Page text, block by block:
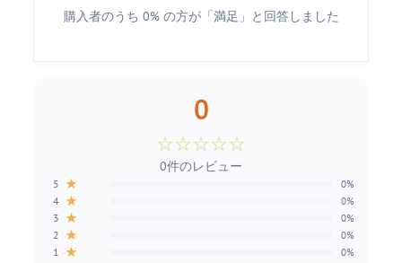
購入者のうち 0% の方が「満足」と回答しました
0
☆☆☆☆☆
0件のレビュー
5 ★ 0%
4 ★ 0%
3 ★ 0%
2 ★ 0%
1 ★ 0%